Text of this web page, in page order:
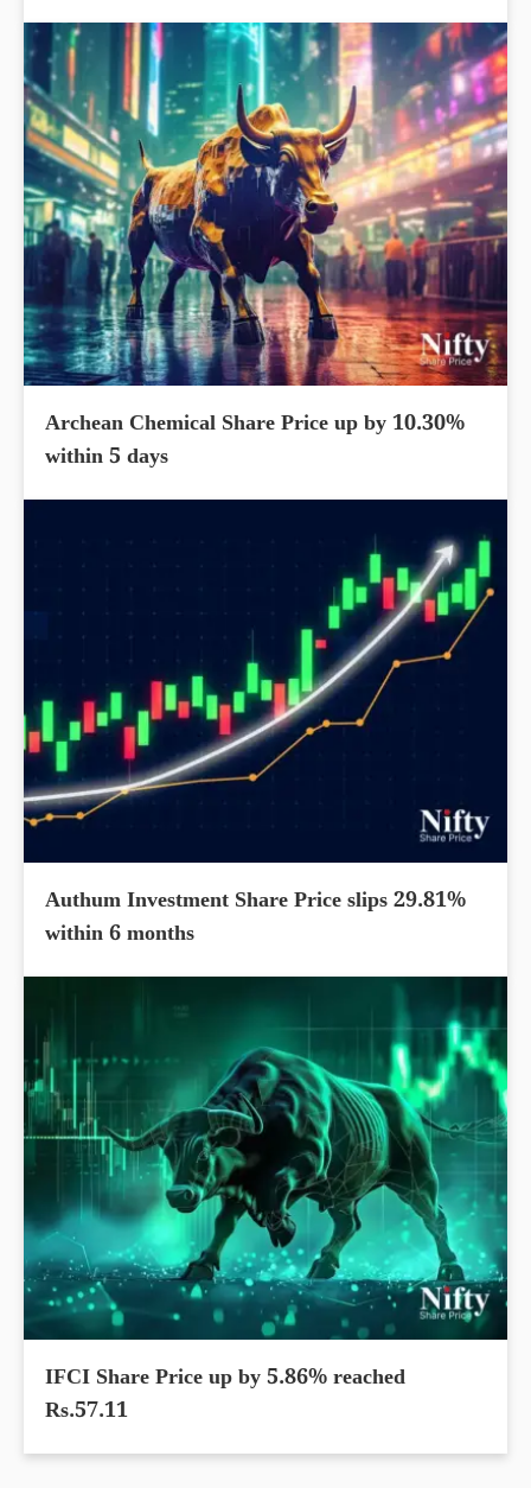
Archean Chemical Share Price up by 10.30%
within 5 days
Authum Investment Share Price slips 29.81%
within 6 months
IFCI Share Price up by 5.86% reached
Rs.57.11